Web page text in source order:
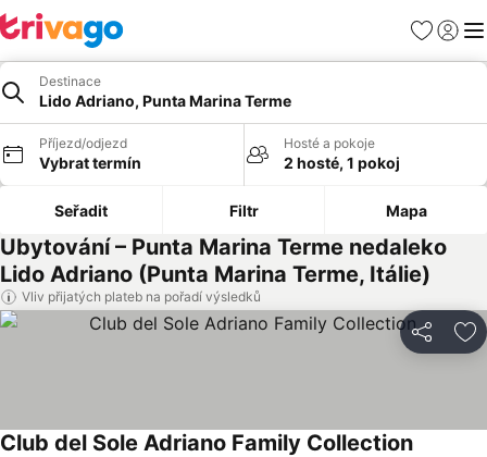
Oblíbené
Destinace
Lido Adriano, Punta Marina Terme
Příjezd/odjezd
Vybrat termín
Hosté a pokoje
2 hosté, 1 pokoj
Seřadit Filtr Mapa
Ubytování – Punta Marina Terme nedaleko
Lido Adriano (Punta Marina Terme, Itálie)
Vliv přijatých plateb na pořadí výsledků
Sdílet
Club del Sole Adriano Family Collection